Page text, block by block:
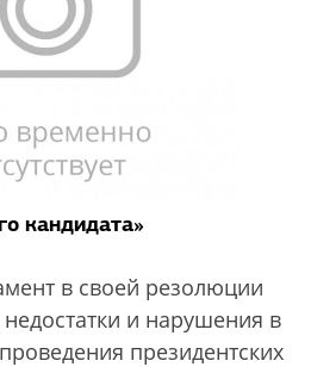
кандидата»
в своей резолюции
и нарушения в
президентских